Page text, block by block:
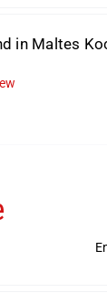
in Maltes